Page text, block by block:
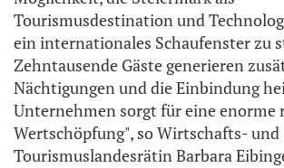
Tourismusdestination und
ein internationales Schaufenster zu
Zehntausende Gäste generieren
Nächtigungen und die Einbindung
Unternehmen sorgt für eine enorme
Wertschöpfung", so Wirtschafts- und
Tourismuslandesrätin Barbara